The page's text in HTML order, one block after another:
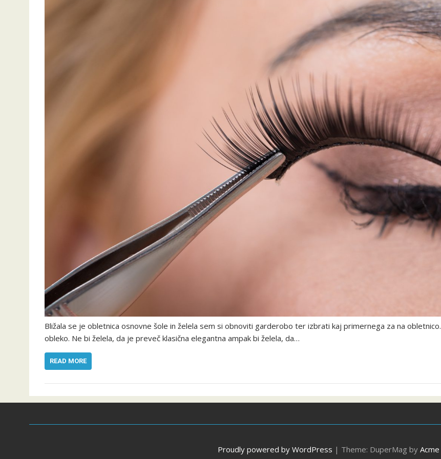
Bližala se je obletnica osnovne šole in želela sem si obnoviti garderobo ter izbrati kaj primernega za na
obleko. Ne bi želela, da je preveč klasična elegantna ampak bi želela, da…
READ MORE
Proudly powered by WordPress | Theme: DuperMag by